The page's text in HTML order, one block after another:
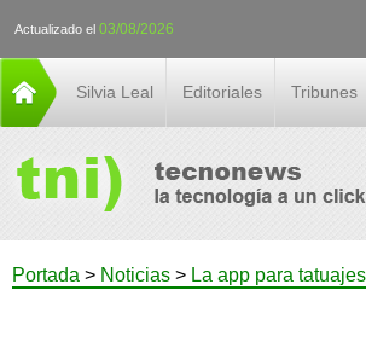
Actualizado el 03/08/2026
Silvia Leal Editoriales Tribunes
Portada > Noticias > La app para tatuajes